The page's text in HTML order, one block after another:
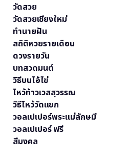
วัดสวย
วัดสวยเชียงใหม่
ทำนายฝัน
สถิติหวยรายเดือน
ดวงรายวัน
บทสวดมนต์
วิธีบนไอ้ไข่
ไหว้ท้าวเวสสุวรรณ
วิธีไหว้วัดแขก
วอลเปเปอร์พระแม่ลักษมี
วอลเปเปอร์ ฟรี
สีมงคล